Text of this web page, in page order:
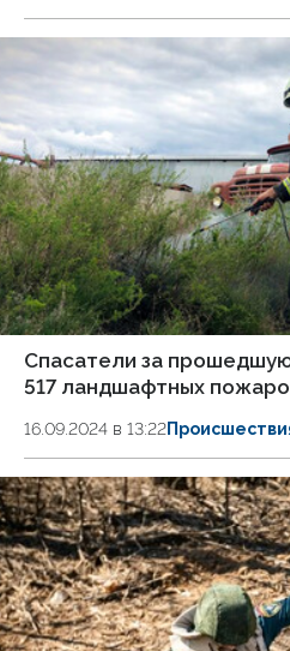
Спасатели за
517 ландшафтных
16.09.2024 в 13:22